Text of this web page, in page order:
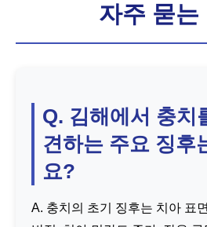
자주 묻는
Q. 김해에서 충치
견하는 주요 징후
요?
A. 충치의 초기 징후는 치아 표